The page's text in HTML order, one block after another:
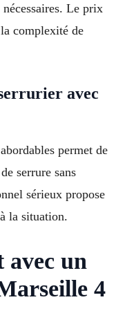
Le prix
complexité de
avec
permet de
serrure sans
sérieux propose
la situation.
avec un
4